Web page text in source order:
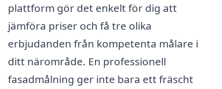
plattform gör det enkelt för dig att
jämföra priser och få tre olika
erbjudanden från kompetenta målare i
ditt närområde. En professionell
fasadmålning ger inte bara ett fräscht